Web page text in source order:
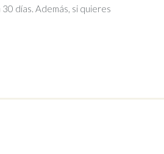
días. Además, si quieres